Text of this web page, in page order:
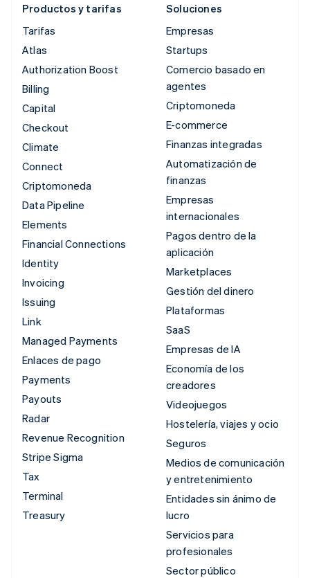
Productos y tarifas
Tarifas
Atlas
Authorization Boost
Billing
Capital
Checkout
Climate
Connect
Criptomoneda
Data Pipeline
Elements
Financial Connections
Identity
Invoicing
Issuing
Link
Managed Payments
Enlaces de pago
Payments
Payouts
Radar
Revenue Recognition
Stripe Sigma
Tax
Terminal
Treasury
Soluciones
Empresas
Startups
Comercio basado en
agentes
Criptomoneda
E-commerce
Finanzas integradas
Automatización de
finanzas
Empresas
internacionales
Pagos dentro de la
aplicación
Marketplaces
Gestión del dinero
Plataformas
SaaS
Empresas de IA
Economía de los
creadores
Videojuegos
Hostelería, viajes y ocio
Seguros
Medios de comunicación
y entretenimiento
Entidades sin ánimo de
lucro
Servicios para
profesionales
Sector público